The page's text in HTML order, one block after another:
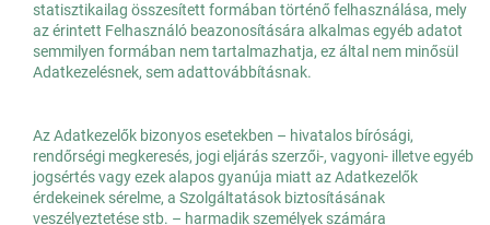
statisztikailag összesített formában történő felhasználása, mely
az érintett Felhasználó beazonosítására alkalmas egyéb adatot
semmilyen formában nem tartalmazhatja, ez által nem minősül
Adatkezelésnek, sem adattovábbításnak.
Az Adatkezelők bizonyos esetekben – hivatalos bírósági,
rendőrségi megkeresés, jogi eljárás szerzői-, vagyoni- illetve egyéb
jogsértés vagy ezek alapos gyanúja miatt az Adatkezelők
érdekeinek sérelme, a Szolgáltatások biztosításának
veszélyeztetése stb. – harmadik személyek számára